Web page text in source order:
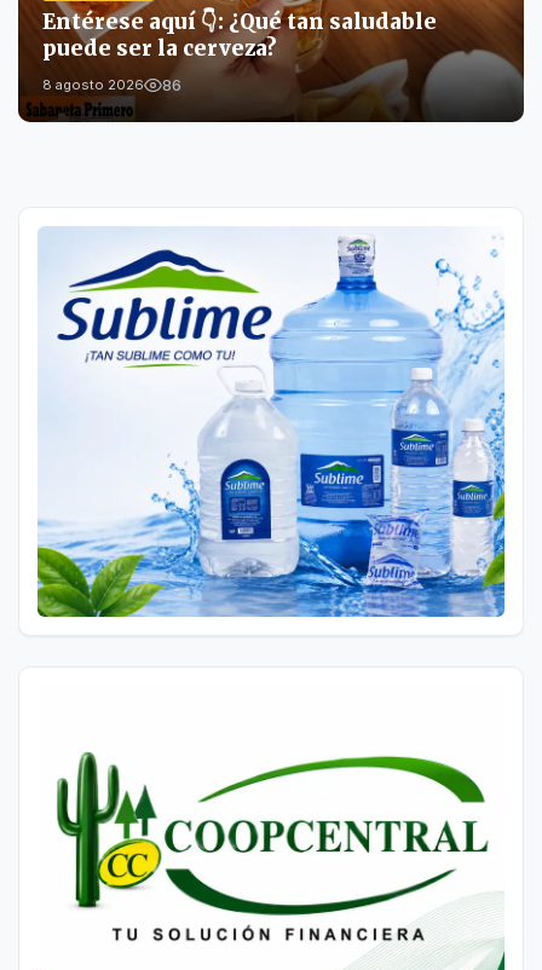
Entérese aquí 👇: ¿Qué tan saludable
puede ser la cerveza?
8 agosto 2026 86